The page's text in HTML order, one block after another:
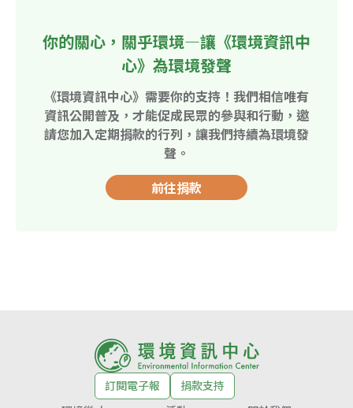
你的關心，關乎環境—讓《環境資訊中
心》為環境發聲
《環境資訊中心》需要你的支持！我們相信唯有
資訊公開普及，才能促成民眾的參與和行動，邀
請您加入定期捐款的行列，讓我們持續為環境發
聲。
前往捐款
訂閱電子報
捐款支持